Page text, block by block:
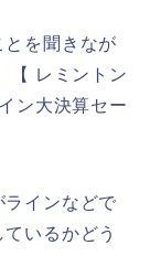
を聞きなが
【 レミントン
ン大決算セー
インなどで
いるかどう